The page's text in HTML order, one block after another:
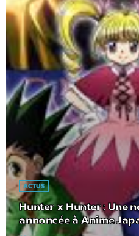
ACTUS
Hunter x Hunter : Une
annoncée à Anime